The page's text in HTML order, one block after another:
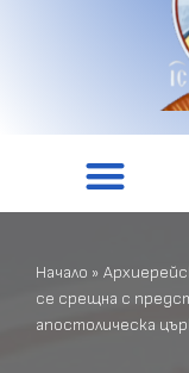
Начало »
се срещна с
апостолическа